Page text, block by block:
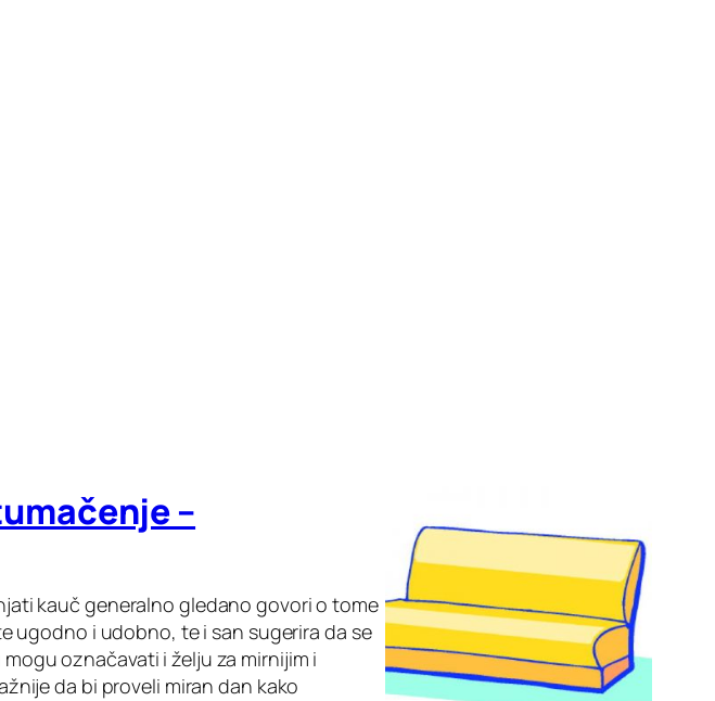
–
kauč generalno gledano govori o tome
ugodno i udobno, te i san sugerira da se
označavati i želju za mirnijim i
da bi proveli miran dan kako